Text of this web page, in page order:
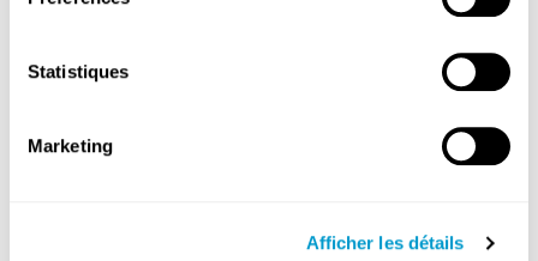
Statistiques
Marketing
Afficher les détails